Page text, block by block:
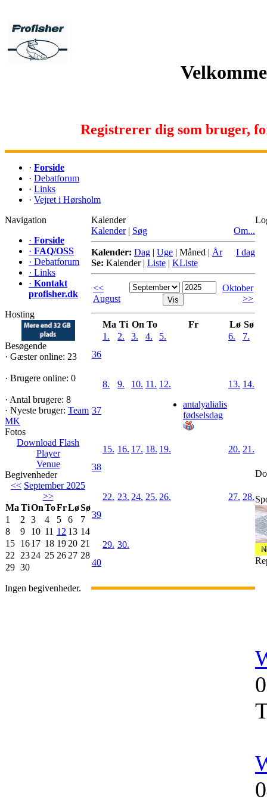
Registrerer dig som bruger,
· Forside
· Debatforum
· Links
· Vejret i Hørsholm
Navigation
· Forside
· FAQ/OSS
· Debatforum
· Links
· Kontakt
profisher.dk
Hosting
Besøgende
· Gæster online: 23
· Brugere online: 0
· Antal brugere: 8
· Nyeste bruger: Team
MK
Fotos
Download Flash
Player
Venue
Begivenheder
<< September 2025
>>
Ma TiOnToFrLøSø
1
2 3 4 5 6
7
8
9 10 11 12 13 14
15 1617 18 19 20 21
22
2324 25 26 27 28
29 30
Ingen begivenheder.
Kalender
Kalender | Søg Om...
Kalender: Dag | Uge | Måned | År
Se: Kalender| Liste | KListe
I dag
<<
August
Oktober
>>
Ma Ti On To Fr Lø Sø
36
1. 2. 3. 4. 5. 6. 7.
37
8. 9. 10. 11. 12.
antalyalialis
fødselsdag
13. 14.
38
15. 16. 17. 18. 19. 20. 21.
39
22. 23. 24. 25. 26. 27. 28.
40
29. 30.